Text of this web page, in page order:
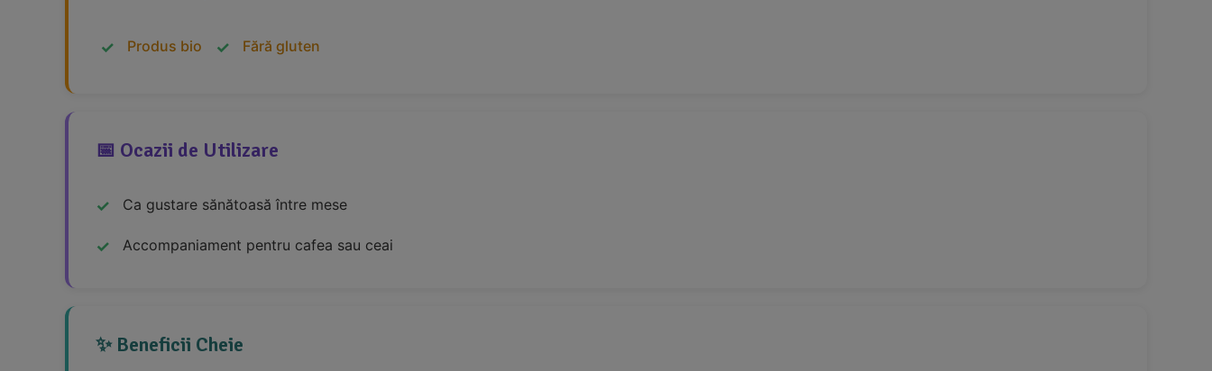
Produs bio Fără gluten
📅 Ocazii de Utilizare
Ca gustare sănătoasă între mese
Accompaniament pentru cafea sau ceai
✨ Beneficii Cheie